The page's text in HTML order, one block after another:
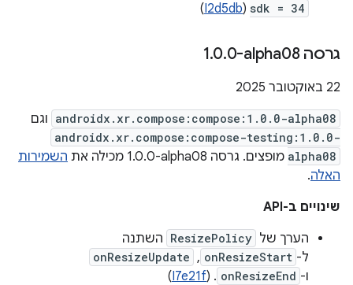
sdk = 34
(
I2d5db
)
גרסה ‎1 .0.0-alpha08
‫22 באוקטובר 2025
androidx.xr.compose:compose:1.0.0-alpha08 וגם
androidx.xr.compose:compose-testing:1.0.0-
alpha08 מופצים. גרסה ‎1.0.0-alpha08 מכילה את
השמירות
האלה.
שינויים ב-API
הערך של ResizePolicy השתנה
ל- onResizeStart
,‏
onResizeUpdate
ו- onResizeEnd
. (
I7e21f
)